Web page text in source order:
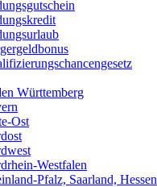
Württemberg
Ost
Westfalen
Pfalz, Saarland, Hessen